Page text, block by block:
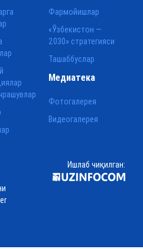
Фармойишлар
«Ўзбекистон —
2030» стратегияси
Ташаббуслар
Медиатека
Фотогалерея
Видеогалерея
Ишлаб чиқилган: